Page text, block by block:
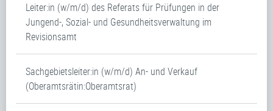
Leiter:in (w/m/d) des Referats für Prüfungen in der
Jungend-, Sozial- und Gesundheitsverwaltung im
Revisionsamt
Sachgebietsleiter:in (w/m/d) An- und Verkauf
(Oberamtsrätin:Oberamtsrat)